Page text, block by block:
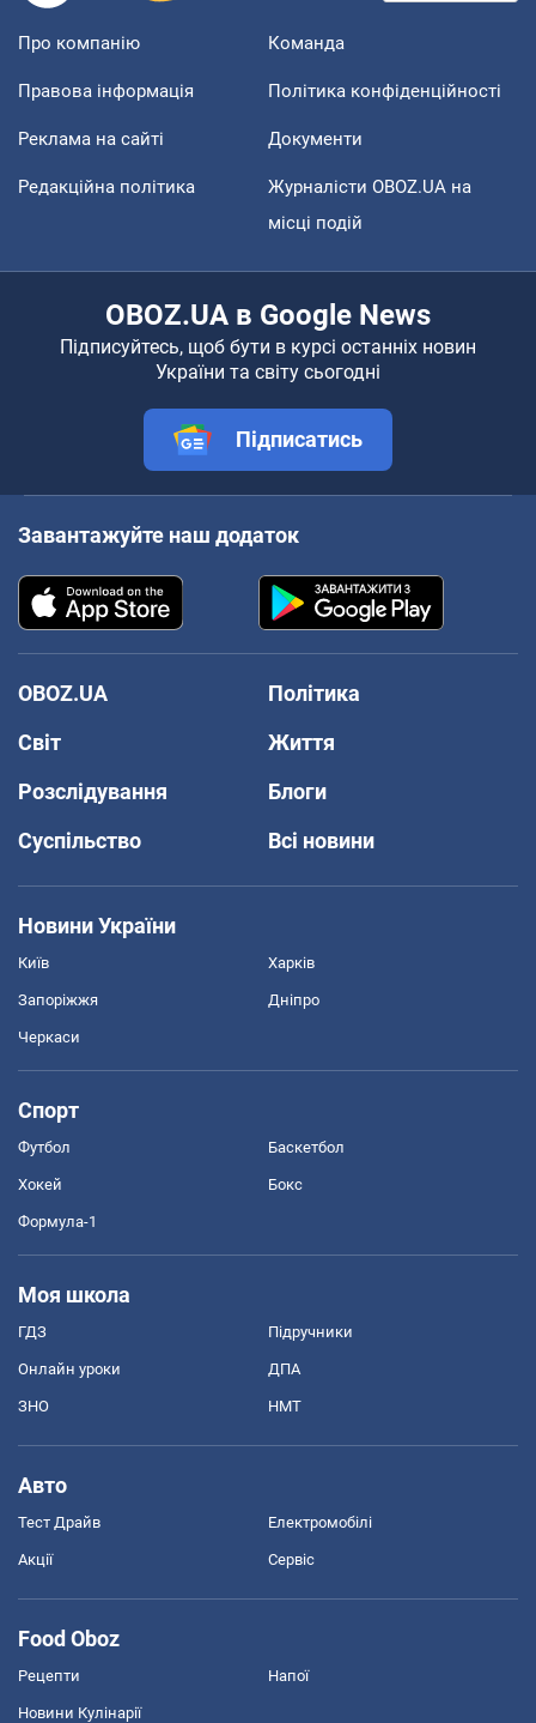
Про компанію Команда
Правова інформація Політика конфіденційності
Реклама на сайті Документи
Редакційна політика
Журналісти OBOZ.UA на
місці подій
OBOZ.UA в Google News
Підписуйтесь, щоб бути в курсі останніх новин
України та світу сьогодні
Підписатись
Завантажуйте наш додаток
OBOZ.UA
Політика
Світ
Життя
Розслідування
Блоги
Суспільство
Всі новини
Новини України
Київ Харків
Запоріжжя Дніпро
Черкаси
Спорт
Футбол Баскетбол
Хокей Бокс
Формула-1
Моя школа
ГДЗ Підручники
Онлайн уроки ДПА
ЗНО НМТ
Авто
Тест Драйв Електромобілі
Акції Сервіс
Food Oboz
Рецепти Напої
Новини Кулінарії